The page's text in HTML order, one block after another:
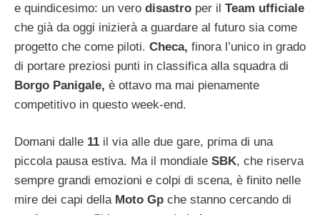
e quindicesimo: un vero disastro per il Team ufficiale
che già da oggi inizierà a guardare al futuro sia come
progetto che come piloti. Checa, finora l’unico in grado
di portare preziosi punti in classifica alla squadra di
Borgo Panigale, è ottavo ma mai pienamente
competitivo in questo week-end.
Domani dalle 11 il via alle due gare, prima di una
piccola pausa estiva. Ma il mondiale SBK, che riserva
sempre grandi emozioni e colpi di scena, è finito nelle
mire dei capi della Moto Gp che stanno cercando di